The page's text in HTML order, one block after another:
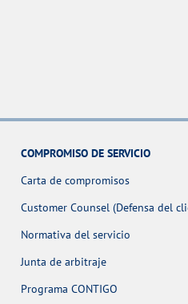
COMPROMISO DE SERVICIO
Carta de compromisos
Customer Counsel (Defensa del
Normativa del servicio
Junta de arbitraje
Programa CONTIGO